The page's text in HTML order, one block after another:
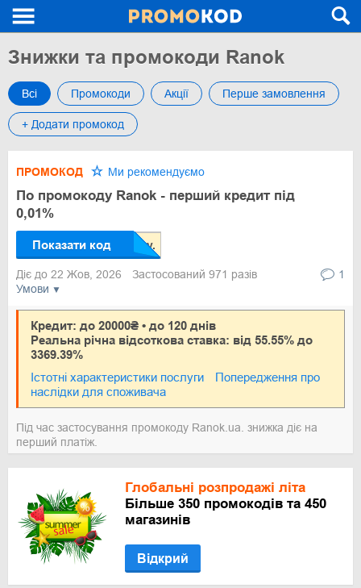
Знижки та промокоди Ranok
Всі Промокоди Акції Перше замовлення
+ Додати промокод
Умови
ПРОМОКОД Ми рекомендуємо
По промокоду Ranok - перший кредит під
0,01%
Показати код
Діє до 22 Жов, 2026 Застосований 971 разів 1
Кредит: до 20000₴ • до 120 днів
Реальна річна відсоткова ставка: від 55.55% до
3369.39%
Істотні характеристики послуги
Попередження про
наслідки для споживача
Під час застосування промокоду Ranok.ua. знижка діє на
перший платіж.
Глобальні розпродажі літа
Більше 350 промокодів та 450
магазинів
Відкрий